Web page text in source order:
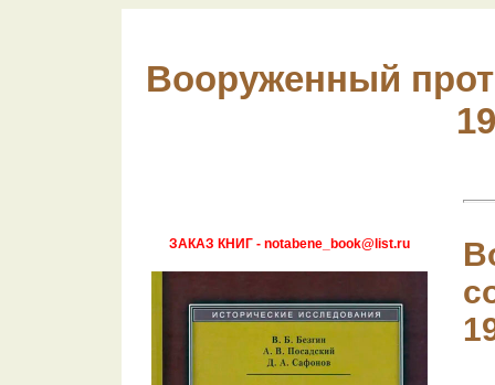
Вооруженный
ЗАКАЗ КНИГ - notabene_book@list.ru